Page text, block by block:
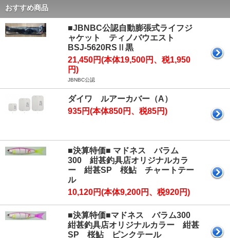
おすすめ商品
■JBNBC公認自動膨張式ライフジ
ャケット ティノバウエスト
BSJ-5620RSⅡ黒
21,450円(本体19,500円、税1,950
円)
JBNBC公認
ダイワ ルアーカバー（A）
935円(本体850円、税85円)
■決算特価■ マドネス バラム
300 紺甚釣具店オリジナルカラ
ー 紺甚SP 桜鮎 チャートテー
ル
10,120円(本体9,200円、税920円)
■決算特価■マドネス バラム300
紺甚釣具店オリジナルカラー 紺甚
SP 桜鮎 ピンクテール